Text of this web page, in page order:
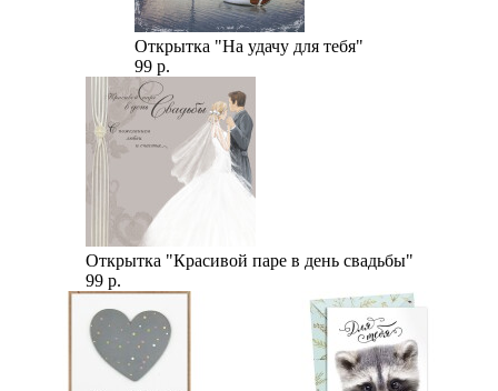
Открытка "На удачу для тебя"
99 р.
Открытка "Красивой паре в день свадьбы"
99 р.